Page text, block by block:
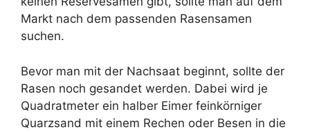
Markt nach dem passenden Rasensamen
suchen.
Bevor man mit der Nachsaat beginnt, sollte der
Rasen noch gesandet werden. Dabei wird je
Quadratmeter ein halber Eimer feinkörniger
Quarzsand mit einem Rechen oder Besen in die